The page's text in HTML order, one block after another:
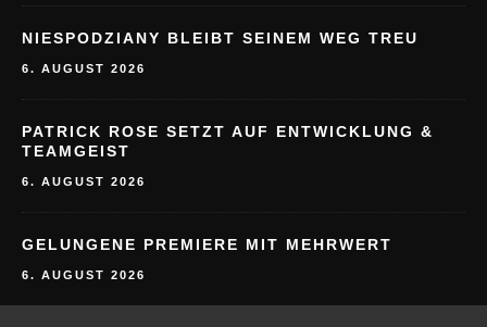
NIESPODZIANY BLEIBT SEINEM WEG TREU
6. AUGUST 2026
PATRICK ROSE SETZT AUF ENTWICKLUNG &
TEAMGEIST
6. AUGUST 2026
GELUNGENE PREMIERE MIT MEHRWERT
6. AUGUST 2026